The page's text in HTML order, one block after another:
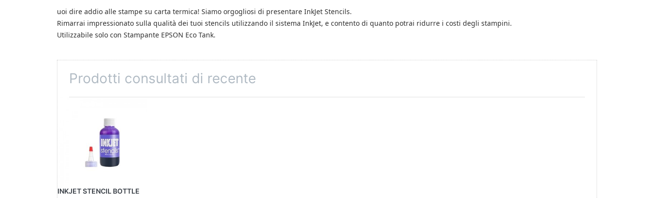
uoi dire addio alle stampe su carta termica! Siamo orgogliosi di presentare InkJet Stencils.
Rimarrai impressionato sulla qualità dei tuoi stencils utilizzando il sistema InkJet, e contento di quanto potrai ridurre i costi degli stampini.
Utilizzabile solo con Stampante EPSON Eco Tank.
Prodotti consultati di recente
INKJET STENCIL BOTTLE